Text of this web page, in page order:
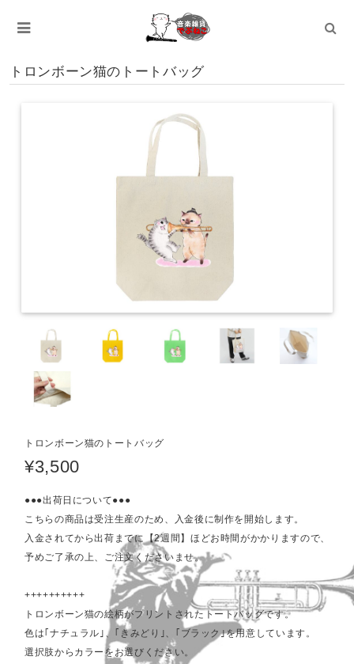
トロンボーン猫のトートバッグ
トロンボーン猫のトートバッグ
¥3,500
●●●出荷日について●●●
こちらの商品は受注生産のため、入金後に制作を開始します。
入金されてから出荷までに【2週間】ほどお時間がかかりますので、
予めご了承の上、ご注文くださいませ。
++++++++++
トロンボーン猫の絵柄がプリントされたトートバッグです。
色は｢ナチュラル｣、｢きみどり｣、｢ブラック｣を用意しています。
選択肢からカラーをお選びください。